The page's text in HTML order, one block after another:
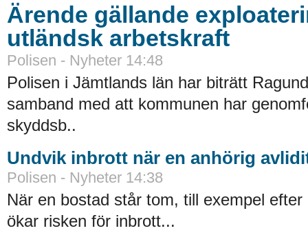
Ärende gällande
utländsk arbetskraft
Polisen - Nyheter 14:48
Polisen i Jämtlands län har biträtt
samband med att kommunen har
skyddsb..
Undvik inbrott när en anhörig
Polisen - Nyheter 14:38
När en bostad står tom, till exempel
ökar risken för inbrott...